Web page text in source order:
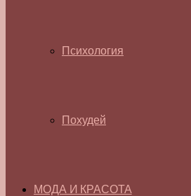
Психология
Похудей
МОДА И КРАСОТА